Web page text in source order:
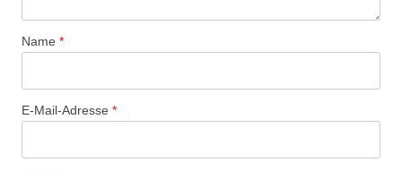
Name *
E-Mail-Adresse *